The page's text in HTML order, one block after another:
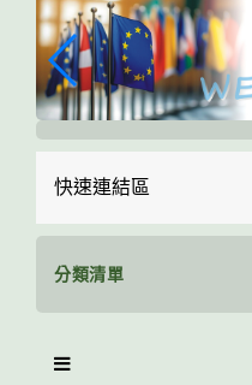
快速連結區
分類清單